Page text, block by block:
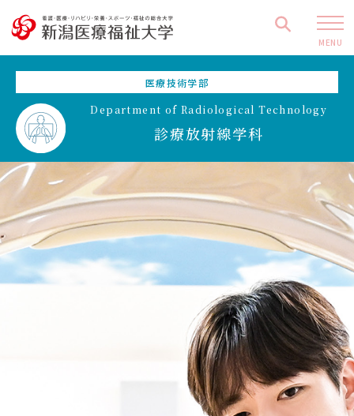
MENU
医療技術学部
Department of Radiological Technology
診療放射線学科